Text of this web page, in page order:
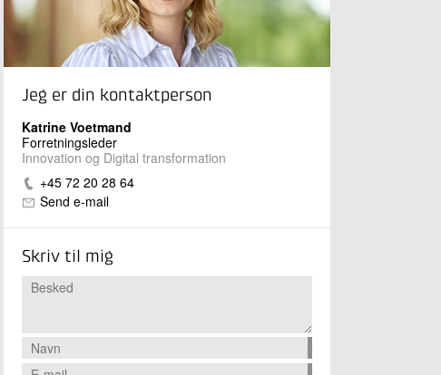
Jeg er din kontaktperson
Katrine Voetmand
Forretningsleder
Innovation og Digital transformation
+45 72 20 28 64
Send e-mail
Skriv til mig